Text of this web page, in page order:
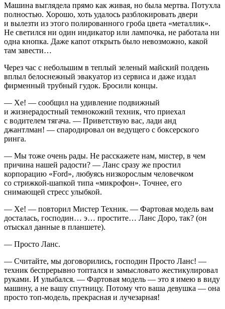
Машина выглядела прямо как живая, но была мертва. Потухла
полностью. Хорошо, хоть удалось разблокировать двери
и вылезти из этого полированного гроба цвета «металлик».
Не светился ни один индикатор или лампочка, не работала ни
одна кнопка. Даже капот открыть было невозможно, какой
там завести…
Через час с небольшим в теплый зеленый майский полдень
вплыл белоснежный эвакуатор из сервиса и даже издал
фирменный трубный гудок. Бросили концы.
— Хе! — сообщил на удивление подвижный
и жизнерадостный темнокожий техник, что приехал
с водителем тягача. — Приветствую вас, лади анд
джантлман! — спародировал он ведущего с боксерского
ринга.
— Мы тоже очень рады. Не расскажете нам, мистер, в чем
причина нашей радости? — Ланс сразу же простил
корпорацию «Ford», любуясь низкорослым человечком
со стрижкой-шапкой типа «микрофон». Точнее, его
снимающей стресс улыбкой.
— Хе! — повторил Мистер Техник. — Фартовая модель вам
досталась, господин… э… простите… Ланс Доро, так? (он
отыскал данные в планшете).
— Просто Ланс.
— Считайте, мы договорились, господин Просто Ланс! —
техник беспрерывно топтался и замысловато жестикулировал
руками. И улыбался. — Фартовая модель — это я имею в виду
машину, а не вашу спутницу. Потому что ваша девушка — она
просто топ-модель, прекрасная и лучезарная!